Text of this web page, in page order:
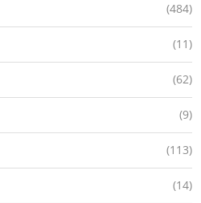
(484)
(11)
(62)
(9)
(113)
(14)